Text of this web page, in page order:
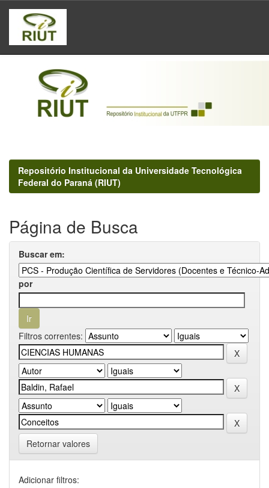
Skip
navigation
Repositório Institucional da Universidade Tecnológica
Federal do Paraná (RIUT)
Página de Busca
Buscar em:
por
Filtros correntes:
Retornar valores
Adicionar filtros: